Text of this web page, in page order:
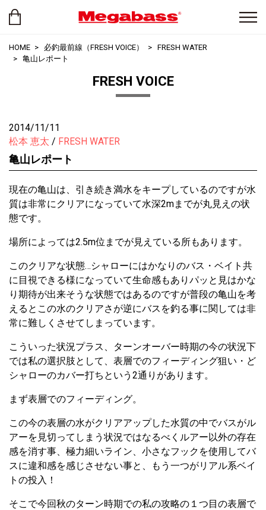
HOME 必釣最前線（FRESH VOICE）
FRESH WATER
亀山レポート
FRESH VOICE
2014/11/11
松本 恵太
FRESH WATER
亀山レポート
現在の亀山は、引き続き満水をキープしているのですが水
質は非常にクリアになっていて水深2mまでが丸見えの状
態です。
場所によっては2.5m位までが見えている所もあります。
このクリアな状態…シャローにはかなりのバス・ベイト共
に目視できる様になっていて生命感もありパッと見はかな
り期待が出来そうな状態ではあるのですが普段の亀山を考
えるとこの水のクリアさが逆にバスを釣る事に関しては非
常に難しくさせてしまっています。
こういった状況プラス、ターンオーバー時期の今の状況下
では私の選択肢として、表層でのフィーディング狙い・ど
シャローのカバー打ちという2通りがあります。
まず表層でのフィーディング。
この今の表層の水がクリアアップした水質の中でバスがル
アーを見切ってしまう状況ではなるべくルアー以外の存在
感を消す事、極力細いライン、小さなフックを使用してバ
スに違和感を感じさせない事と、もう一つがリアル系ベイ
トの投入！
そこで今回秋のターン時期での私の攻略の１つ目の表層で